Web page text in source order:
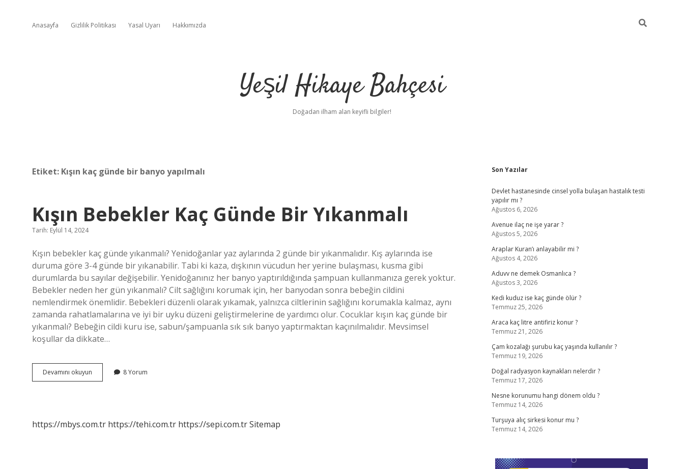
Anasayfa Gizlilik Politikası Yasal Uyarı Hakkımızda
Yeşil Hikaye Bahçesi
Doğadan ilham alan keyifli bilgiler!
Etiket: Kışın kaç günde bir banyo yapılmalı
Kışın Bebekler Kaç Günde Bir Yıkanmalı
Tarih: Eylül 14, 2024
Kışın bebekler kaç günde yıkanmalı? Yenidoğanlar yaz aylarında 2 günde bir yıkanmalıdır. Kış aylarında ise
duruma göre 3-4 günde bir yıkanabilir. Tabi ki kaza, dışkının vücudun her yerine bulaşması, kusma gibi
durumlarda bu sayılar değişebilir. Yenidoğanınız her banyo yaptırıldığında şampuan kullanmanıza gerek yoktur.
Bebekler neden her gün yıkanmalı? Cilt sağlığını korumak için, her banyodan sonra bebeğin cildini
nemlendirmek önemlidir. Bebekleri düzenli olarak yıkamak, yalnızca ciltlerinin sağlığını korumakla kalmaz, aynı
zamanda rahatlamalarına ve iyi bir uyku düzeni geliştirmelerine de yardımcı olur. Cocuklar kışın kaç günde bir
yıkanmalı? Bebeğin cildi kuru ise, sabun/şampuanla sık sık banyo yaptırmaktan kaçınılmalıdır. Mevsimsel
koşullar da dikkate…
Devamını okuyun
Bebekler
8 Yorum
https://mbys.com.tr https://tehi.com.tr https://sepi.com.trSitemap
Sidebar
Son Yazılar
Devlet hastanesinde cinsel yolla bulaşan hastalık testi
yapılır mı ?
Ağustos 6, 2026
Avenue ilaç ne işe yarar ?
Ağustos 5, 2026
Araplar Kuran’ı anlayabilir mi ?
Ağustos 4, 2026
Aduvv ne demek Osmanlıca ?
Ağustos 3, 2026
Kedi kuduz ise kaç günde ölür ?
Temmuz 25, 2026
Araca kaç litre antifiriz konur ?
Temmuz 21, 2026
Çam kozalağı şurubu kaç yaşında kullanılır ?
Temmuz 19, 2026
Doğal radyasyon kaynakları nelerdir ?
Temmuz 17, 2026
Nesne korunumu hangi dönem oldu ?
Temmuz 14, 2026
Turşuya alıç sirkesi konur mu ?
Temmuz 14, 2026